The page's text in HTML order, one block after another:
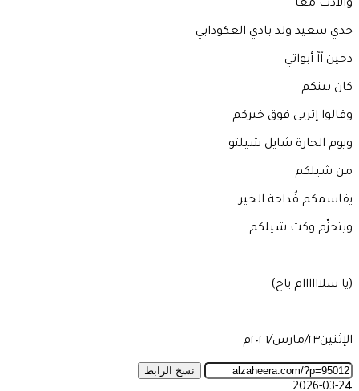
والأدب معاً
جدي سعيد ولد بادي العكودابي
دحين آآ أبواتي
كان بينكم
وقالوا إتربى فوق خيركم
ويوم الحارة شايل شيلتو
من شيلكم
يقاسمكم قُداحة الخير
ويتحزّم وكت شيلكم
(يا سلاااااام ياخ)
الإثنين٢٣/مارس/٢٠٢٦م
نسخ الرابط
2026-03-24